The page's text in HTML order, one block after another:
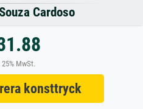
Cardoso
MwSt.
konsttryck